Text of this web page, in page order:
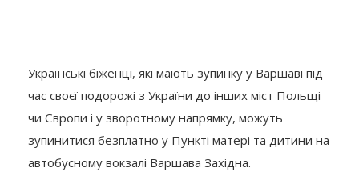
Українські біженці, які мають зупинку у Варшаві під
час своєї подорожі з України до інших міст Польщі
чи Європи і у зворотному напрямку, можуть
зупинитися безплатно у Пункті матері та дитини на
автобусному вокзалі Варшава Західна.